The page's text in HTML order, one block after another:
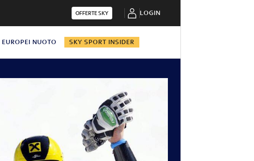
OFFERTE SKY LOGIN
EUROPEI NUOTO SKY SPORT INSIDER